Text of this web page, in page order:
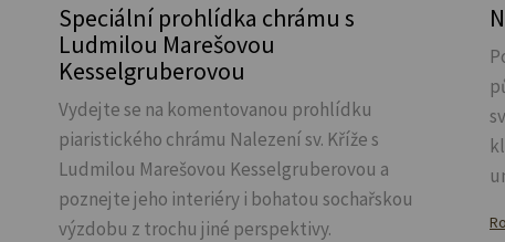
Speciální prohlídka chrámu s
Ludmilou Marešovou
Kesselgruberovou
Vydejte se na komentovanou prohlídku
piaristického chrámu Nalezení sv. Kříže s
Ludmilou Marešovou Kesselgruberovou a
poznejte jeho interiéry i bohatou sochařskou
výzdobu z trochu jiné perspektivy.